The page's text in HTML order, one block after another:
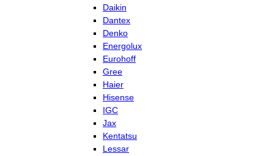
Daikin
Dantex
Denko
Energolux
Eurohoff
Gree
Haier
Hisense
IGC
Jax
Kentatsu
Lessar